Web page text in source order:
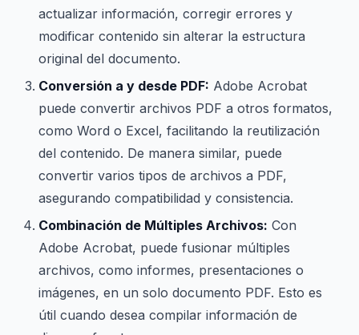
actualizar información, corregir errores y
modificar contenido sin alterar la estructura
original del documento.
Conversión a y desde PDF: Adobe Acrobat
puede convertir archivos PDF a otros formatos,
como Word o Excel, facilitando la reutilización
del contenido. De manera similar, puede
convertir varios tipos de archivos a PDF,
asegurando compatibilidad y consistencia.
Combinación de Múltiples Archivos: Con
Adobe Acrobat, puede fusionar múltiples
archivos, como informes, presentaciones o
imágenes, en un solo documento PDF. Esto es
útil cuando desea compilar información de